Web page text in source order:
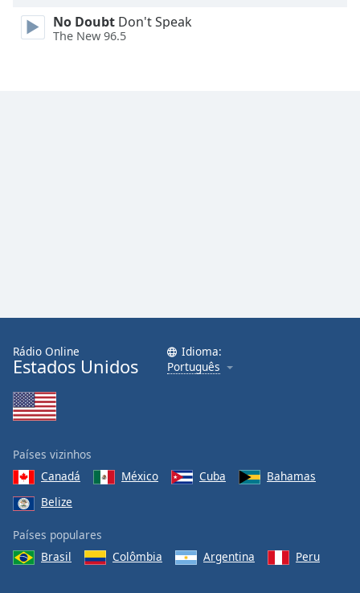
End
dialog
window.
No Doubt Don't Speak
The New 96.5
Rádio Online
Estados Unidos
Idioma:
Português
Países vizinhos
Canadá
México Cuba
Bahamas
Belize
Países populares
Brasil
Colômbia Argentina Peru